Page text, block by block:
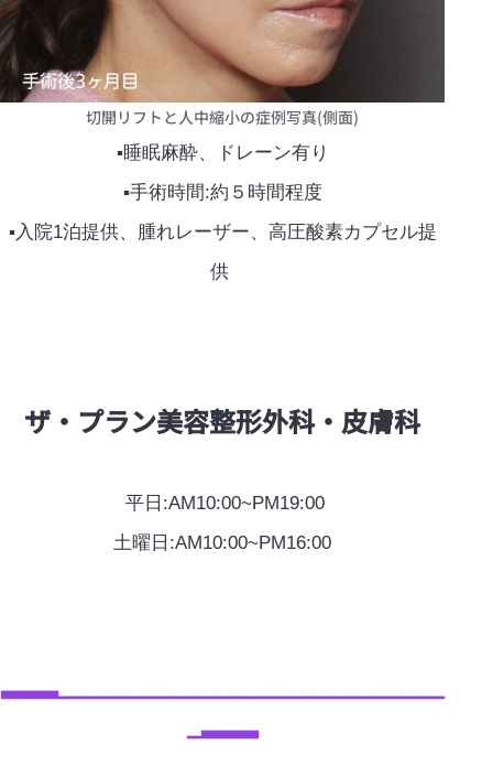
切開リフトと人中縮小の症例写真(側面)
▪睡眠麻酔、ドレーン有り
▪手術時間:約５時間程度
▪入院1泊提供、腫れレーザー、高圧酸素カプセル提
供 ​
ザ·プラン美容整形外科・皮膚科
平日:AM10:00~PM19:00
土曜日:AM10:00~PM16:00
▃▃▃▃▁▁▁▁▁▁▁▁▁▁▁▁▁▁▁▁▁▁▁▁▁▁▁▁▁▁▁
▁▃▃▃▃